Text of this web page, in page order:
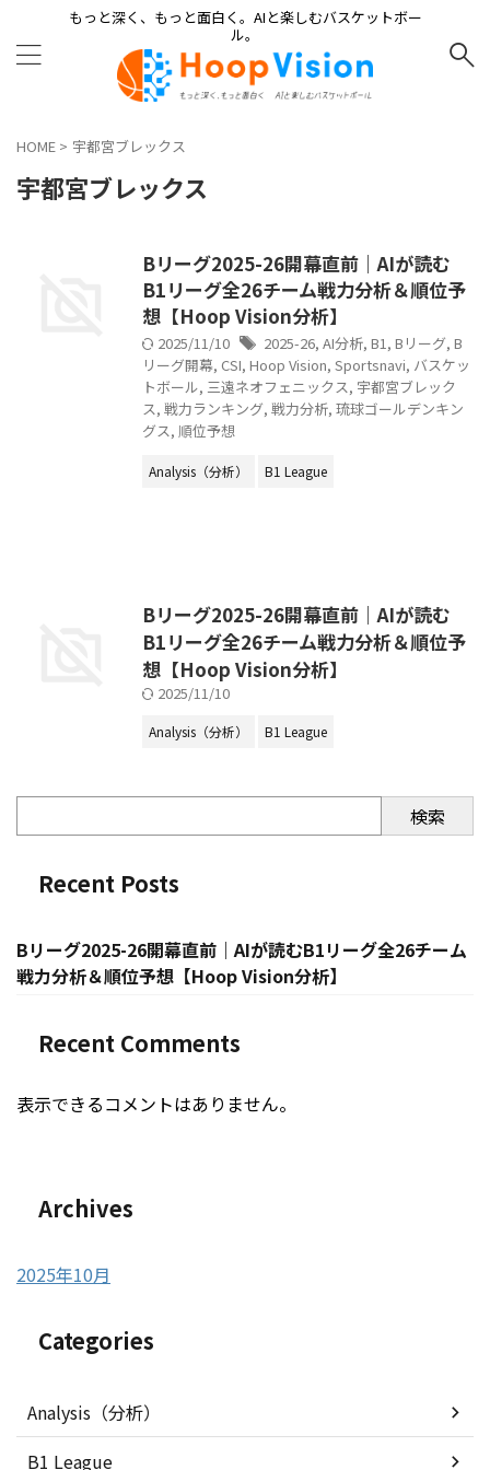
もっと深く、もっと面白く。AIと楽しむバスケットボー
ル。
HOME > 宇都宮ブレックス
宇都宮ブレックス
Bリーグ2025-26開幕直前｜AIが読む
B1リーグ全26チーム戦力分析＆順位予
想【Hoop Vision分析】
2025/11/10 2025-26, AI分析, B1, Bリーグ, B
リーグ開幕, CSI, Hoop Vision, Sportsnavi, バスケッ
トボール, 三遠ネオフェニックス, 宇都宮ブレック
ス, 戦力ランキング, 戦力分析, 琉球ゴールデンキン
グス, 順位予想
Analysis（分析） B1 League
Bリーグ2025-26開幕直前｜AIが読む
B1リーグ全26チーム戦力分析＆順位予
想【Hoop Vision分析】
2025/11/10
Analysis（分析） B1 League
検索
Recent Posts
Bリーグ2025-26開幕直前｜AIが読むB1リーグ全26チーム
戦力分析＆順位予想【Hoop Vision分析】
Recent Comments
表示できるコメントはありません。
Archives
2025年10月
Categories
Analysis（分析）
B1 League